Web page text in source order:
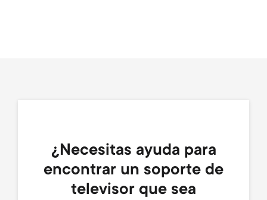
¿Necesitas ayuda para
encontrar un soporte de
televisor que sea